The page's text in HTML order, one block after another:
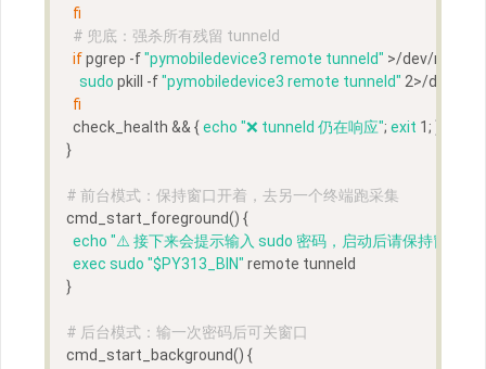
fi
# 兜底：强杀所有残留 tunneld
if pgrep -f "pymobiledevice3 remote tunneld" >/dev/null;
sudo pkill -f "pymobiledevice3 remote tunneld" 2>/dev/
fi
  check_health && {
echo "❌ tunneld 仍在响应"; exit 1; } ||
}
# 前台模式：保持窗口开着，去另一个终端跑采集
cmd_start_foreground() {
echo "⚠️ 接下来会提示输入 sudo 密码，启动后请保持窗口开
exec sudo "$PY313_BIN" remote tunneld
}
# 后台模式：输一次密码后可关窗口
cmd_start_background() {